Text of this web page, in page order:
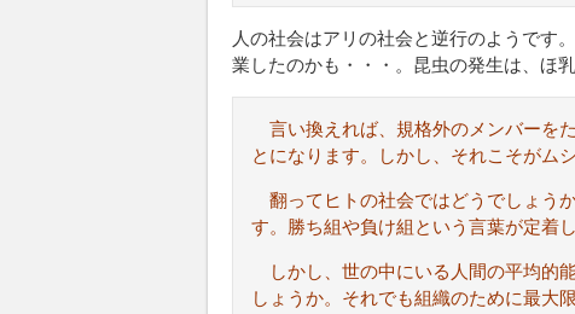
人の社会はアリの社会と逆行のようです
業したのかも・・・。昆虫の発生は、ほ
言い換えれば、規格外のメンバーを
とになります。しかし、それこそがム
翻ってヒトの社会ではどうでしょう
す。勝ち組や負け組という言葉が定着
しかし、世の中にいる人間の平均的
しょうか。それでも組織のために最大